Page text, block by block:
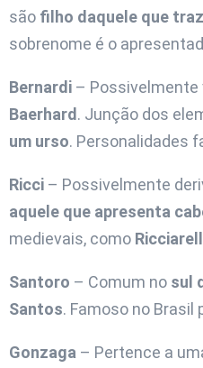
são filho daquele que
sobrenome é o
Bernardi – Possivelmente
Baerhard. Junção dos
um urso. Personalidades
Ricci – Possivelmente
aquele que apresenta
medievais, como
Santoro – Comum no sul
Santos. Famoso no Brasil
Gonzaga – Pertence a